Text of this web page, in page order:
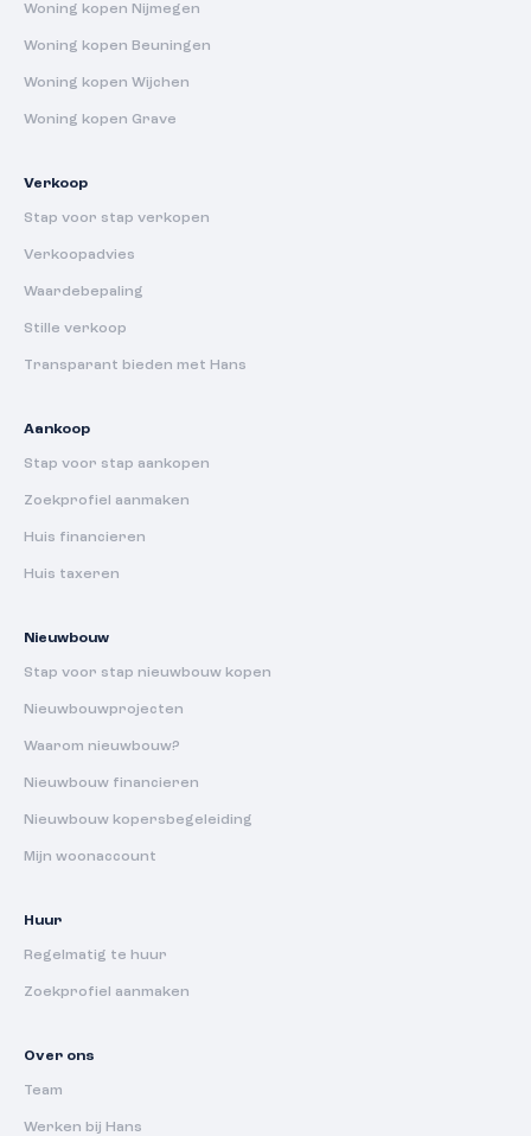
Woning kopen Nijmegen
Woning kopen Beuningen
Woning kopen Wijchen
Woning kopen Grave
Verkoop
Stap voor stap verkopen
Verkoopadvies
Waardebepaling
Stille verkoop
Transparant bieden met Hans
Aankoop
Stap voor stap aankopen
Zoekprofiel aanmaken
Huis financieren
Huis taxeren
Nieuwbouw
Stap voor stap nieuwbouw kopen
Nieuwbouwprojecten
Waarom nieuwbouw?
Nieuwbouw financieren
Nieuwbouw kopersbegeleiding
Mijn woonaccount
Huur
Regelmatig te huur
Zoekprofiel aanmaken
Over ons
Team
Werken bij Hans